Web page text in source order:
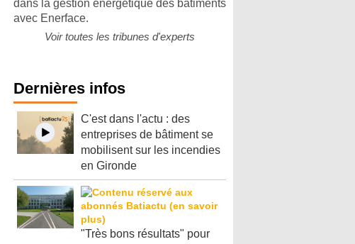
dans la gestion énergétique des bâtiments
avec Enerface.
Voir toutes les tribunes d'experts
Dernières infos
C'est dans l'actu : des
entreprises de bâtiment se
mobilisent sur les incendies
en Gironde
"Très bons résultats" pour